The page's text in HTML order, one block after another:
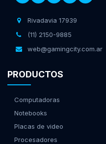
Rivadavia 17939
(11) 2150-9885
web@gamingcity.com.ar
PRODUCTOS
Computadoras
Notebooks
Placas de video
Procesadores